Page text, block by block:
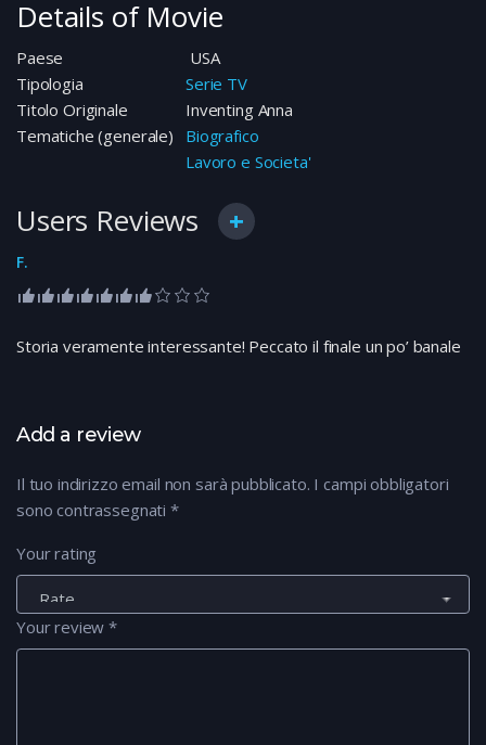
Details of Movie
Paese
USA
Tipologia
Serie TV
Titolo Originale
Inventing Anna
Tematiche (generale)
Biografico
Lavoro e Societa'
Add a review
Il tuo indirizzo email non sarà pubblicato. I campi obbligatori
sono contrassegnati *
Your rating
Your review*
Users Reviews
F.
Storia veramente interessante! Peccato il finale un po’ banale